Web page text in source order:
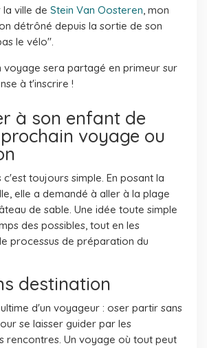
la ville de Stein Van Oosteren, mon
détrôné depuis la sortie de son
le vélo".
voyage sera partagé en primeur sur
à t'inscrire !
à son enfant de
voyage ou
toujours simple. En posant la
elle a demandé à aller à la plage
de sable. Une idée toute simple
des possibles, tout en les
processus de préparation du
destination
d'un voyageur : oser partir sans
se laisser guider par les
rencontres. Un voyage où tout peut